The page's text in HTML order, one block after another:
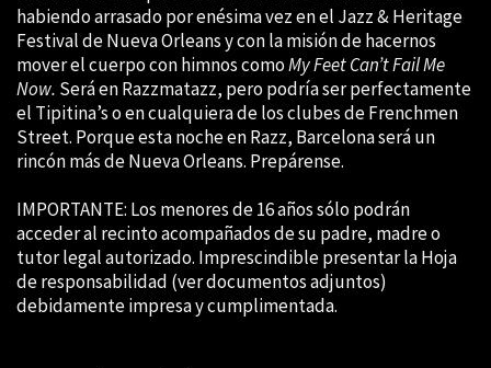
habiendo arrasado por enésima vez en el Jazz & Heritage
Festival de Nueva Orleans y con la misión de hacernos
mover el cuerpo con himnos comoMy Feet Can’t Fail Me
Now. Será en Razzmatazz, pero podría ser perfectamente
el Tipitina’s o en cualquiera de los clubes de Frenchmen
Street. Porque esta noche en Razz, Barcelona será un
rincón más de Nueva Orleans. Prepárense.
IMPORTANTE: Los menores de 16 años sólo podrán
acceder al recinto acompañados de su padre, madre o
tutor legal autorizado. Imprescindible presentar la Hoja
de responsabilidad (ver documentos adjuntos)
debidamente impresa y cumplimentada.